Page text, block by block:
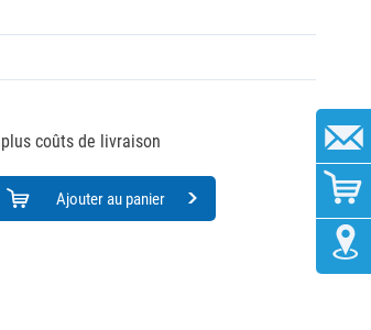
coûts de livraison
Ajouter au panier